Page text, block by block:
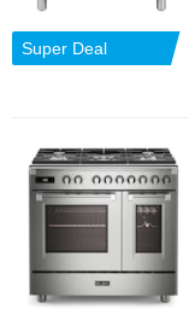
Super Deal